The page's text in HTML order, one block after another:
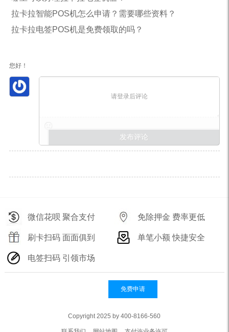
拉卡拉智能POS机怎么申请？需要哪些资料？
拉卡拉电签POS机是免费领取的吗？
您好！
请登录后评论
微信花呗 聚合支付 免除押金 费率更低
刷卡扫码 面面俱到 单笔小额 快捷安全
电签扫码 引领市场
免费申请
Copyright 2025 by 400-8166-560